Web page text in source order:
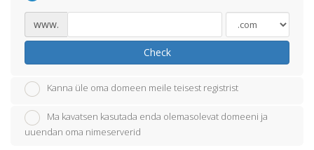
www.
Check
Kanna üle oma domeen meile teisest registrist
Ma kavatsen kasutada enda olemasolevat domeeni ja
uuendan oma nimeserverid